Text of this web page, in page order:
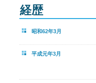
経歴
昭和62年3月
平成元年3月